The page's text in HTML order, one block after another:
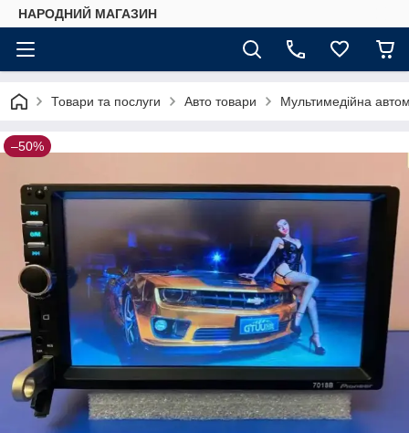
НАРОДНИЙ МАГАЗИН
Товари та послуги Авто товари Мультимедійна
–50%